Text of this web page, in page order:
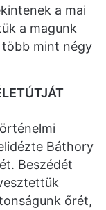
a mai
a magunk
mint négy
Báthory
Beszédét
őrét,